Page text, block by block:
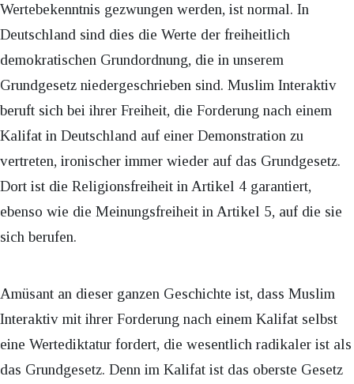
Wertebekenntnis gezwungen werden, ist normal. In
Deutschland sind dies die Werte der freiheitlich
demokratischen Grundordnung, die in unserem
Grundgesetz niedergeschrieben sind. Muslim Interaktiv
beruft sich bei ihrer Freiheit, die Forderung nach einem
Kalifat in Deutschland auf einer Demonstration zu
vertreten, ironischer immer wieder auf das Grundgesetz.
Dort ist die Religionsfreiheit in Artikel 4 garantiert,
ebenso wie die Meinungsfreiheit in Artikel 5, auf die sie
sich berufen.
Amüsant an dieser ganzen Geschichte ist, dass Muslim
Interaktiv mit ihrer Forderung nach einem Kalifat selbst
eine Wertediktatur fordert, die wesentlich radikaler ist als
das Grundgesetz. Denn im Kalifat ist das oberste Gesetz